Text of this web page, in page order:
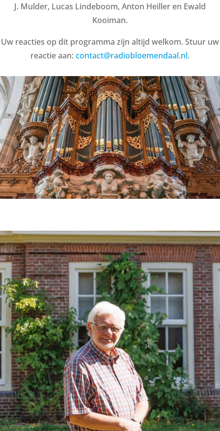
J. Mulder, Lucas Lindeboom, Anton Heiller en Ewald
Kooiman.
Uw reacties op dit programma zijn altijd welkom. Stuur uw
reactie aan: contact@radiobloemendaal.nl.